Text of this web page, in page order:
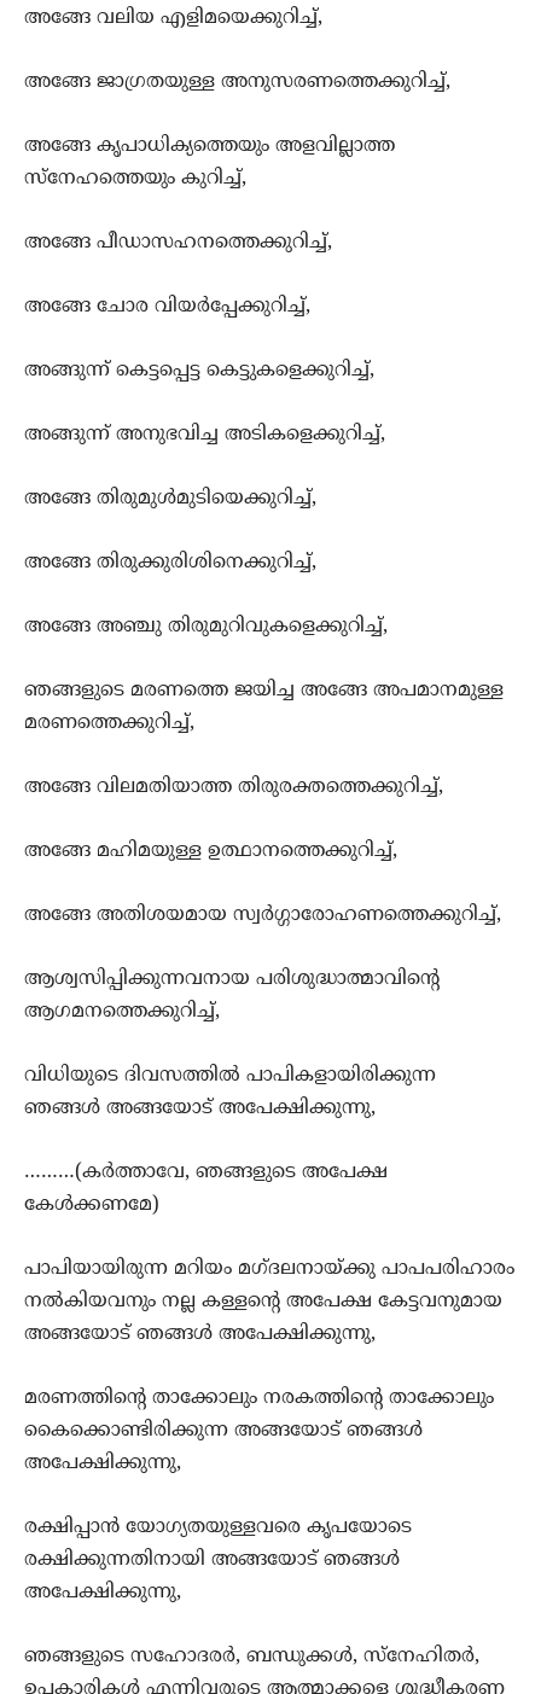
അങ്ങേ വലിയ എളിമയെക്കുറിച്ച്,
അങ്ങേ ജാഗ്രതയുള്ള അനുസരണത്തെക്കുറിച്ച്,
അങ്ങേ കൃപാധിക്യത്തെയും അളവില്ലാത്ത
സ്നേഹത്തെയും കുറിച്ച്,
അങ്ങേ പീഡാസഹനത്തെക്കുറിച്ച്,
അങ്ങേ ചോര വിയര്‍പ്പേക്കുറിച്ച്,
അങ്ങുന്ന് കെട്ടപ്പെട്ട കെട്ടുകളെക്കുറിച്ച്,
അങ്ങുന്ന് അനുഭവിച്ച അടികളെക്കുറിച്ച്,
അങ്ങേ തിരുമുള്‍‍മുടിയെക്കുറിച്ച്,
അങ്ങേ തിരുക്കുരിശിനെക്കുറിച്ച്,
അങ്ങേ അഞ്ചു തിരുമുറിവുകളെക്കുറിച്ച്,
ഞങ്ങളുടെ മരണത്തെ ജയിച്ച അങ്ങേ അപമാനമുള്ള
മരണത്തെക്കുറിച്ച്,
അങ്ങേ വിലമതിയാത്ത തിരുരക്തത്തെക്കുറിച്ച്,
അങ്ങേ മഹിമയുള്ള ഉത്ഥാനത്തെക്കുറിച്ച്,
അങ്ങേ അതിശയമായ സ്വര്‍ഗ്ഗാരോഹണത്തെക്കുറിച്ച്,
ആശ്വസിപ്പിക്കുന്നവനായ പരിശുദ്ധാത്മാവിന്‍റെ
ആഗമനത്തെക്കുറിച്ച്,
വിധിയുടെ ദിവസത്തില്‍ പാപികളായിരിക്കുന്ന
ഞങ്ങള്‍ അങ്ങയോട് അപേക്ഷിക്കുന്നു,
………(കര്‍ത്താവേ, ഞങ്ങളുടെ അപേക്ഷ
കേള്‍ക്കണമേ)
പാപിയായിരുന്ന മറിയം മഗ്ദലനായ്ക്കു പാപപരിഹാരം
നല്‍കിയവനും നല്ല കള്ളന്‍റെ അപേക്ഷ കേട്ടവനുമായ
അങ്ങയോട് ഞങ്ങള്‍ അപേക്ഷിക്കുന്നു,
മരണത്തിന്‍റെ താക്കോലും നരകത്തിന്‍റെ താക്കോലും
കൈക്കൊണ്ടിരിക്കുന്ന അങ്ങയോട് ഞങ്ങള്‍
അപേക്ഷിക്കുന്നു,
രക്ഷിപ്പാന്‍ യോഗ്യതയുള്ളവരെ കൃപയോടെ
രക്ഷിക്കുന്നതിനായി അങ്ങയോട് ഞങ്ങള്‍
അപേക്ഷിക്കുന്നു,
ഞങ്ങളുടെ സഹോദരര്‍, ബന്ധുക്കള്‍, സ്നേഹിതര്‍,